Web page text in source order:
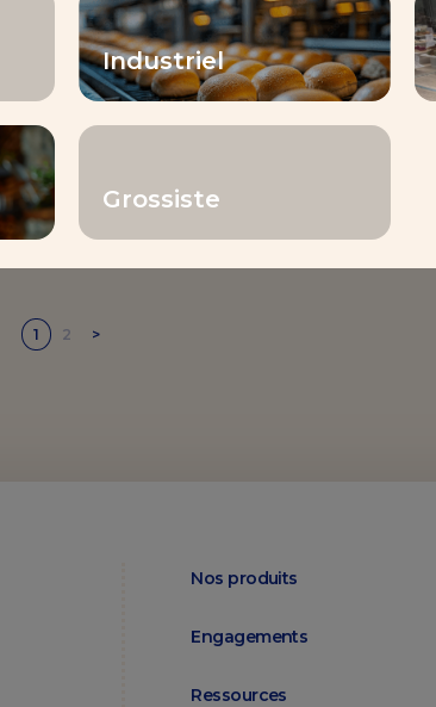
Industriel
Grossiste
DÉMO PRODUIT
TÉMOIGNAGE VIDÉO
1 2 >
Nos produits
Engagements
Ressources